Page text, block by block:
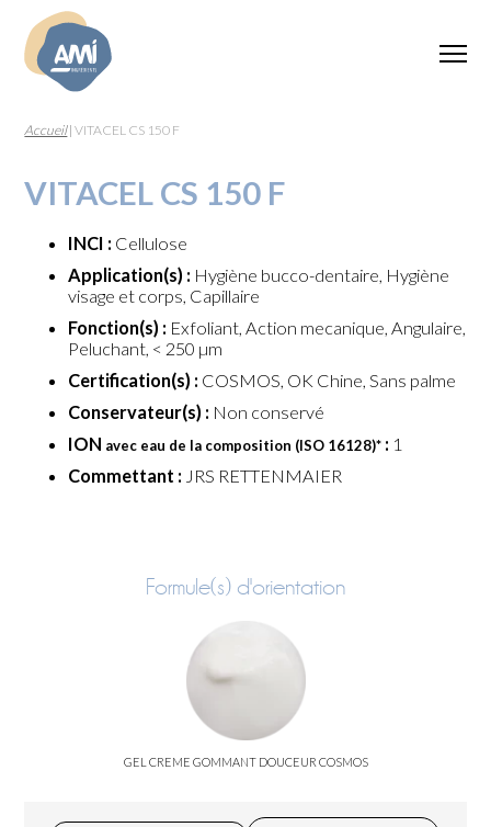
Accueil|VITACEL CS 150 F
VITACEL CS 150 F
INCI : Cellulose
Application(s) : Hygiène bucco-dentaire, Hygiène
visage et corps, Capillaire
Fonction(s) : Exfoliant, Action mecanique, Angulaire,
Peluchant, < 250 µm
Certification(s) : COSMOS, OK Chine, Sans palme
Conservateur(s) : Non conservé
ION avec eau de la composition (ISO 16128)* : 1
Commettant : JRS RETTENMAIER
Formule(s) d'orientation
GEL CREME GOMMANT DOUCEUR COSMOS